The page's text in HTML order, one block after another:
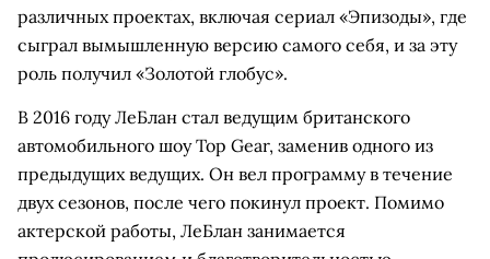
различных проектах, включая сериал «Эпизоды», где
сыграл вымышленную версию самого себя, и за эту
роль получил «Золотой глобус».
В 2016 году ЛеБлан стал ведущим британского
автомобильного шоу Top Gear, заменив одного из
предыдущих ведущих. Он вел программу в течение
двух сезонов, после чего покинул проект. Помимо
актерской работы, ЛеБлан занимается